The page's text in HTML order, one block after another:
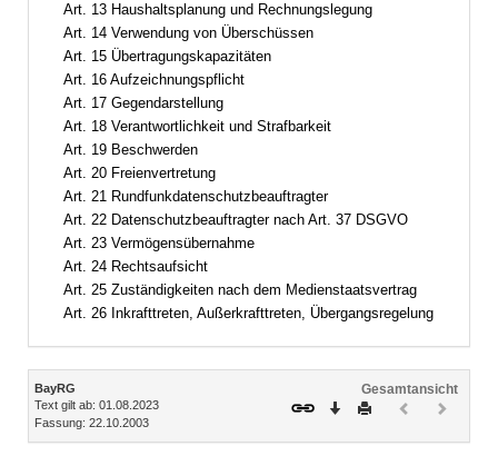
Art. 13 Haushaltsplanung und Rechnungslegung
Art. 14 Verwendung von Überschüssen
Art. 15 Übertragungskapazitäten
Art. 16 Aufzeichnungspflicht
Art. 17 Gegendarstellung
Art. 18 Verantwortlichkeit und Strafbarkeit
Art. 19 Beschwerden
Art. 20 Freienvertretung
Art. 21 Rundfunkdatenschutzbeauftragter
Art. 22 Datenschutzbeauftragter nach Art. 37 DSGVO
Art. 23 Vermögensübernahme
Art. 24 Rechtsaufsicht
Art. 25 Zuständigkeiten nach dem Medienstaatsvertrag
Art. 26 Inkrafttreten, Außerkrafttreten, Übergangsregelung
Inhalt
BayRG
Text gilt ab: 01.08.2023
Fassung: 22.10.2003
Gesamtansicht
Download
DruckenVorheriges
(inaktiv)(inaktiv)